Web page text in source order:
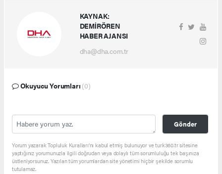
KAYNAK:
DEMİRÖREN
HABER AJANSI
dha@dha.com.tr
Okuyucu Yorumları (0)
Gönder
Yorum yazarak Topluluk Kuralları’nı kabul etmiş bulunuyor ve turk360.tr sitesine
yaptığınız yorumunuzla ilgili doğrudan veya dolaylı tüm sorumluluğu tek başınıza
üstleniyorsunuz. Yazılan tüm yorumlardan site yönetimi hiçbir şekilde sorumlu
tutulamaz.